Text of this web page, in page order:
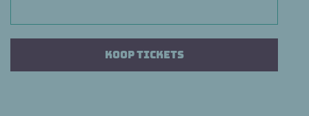
Koop tickets